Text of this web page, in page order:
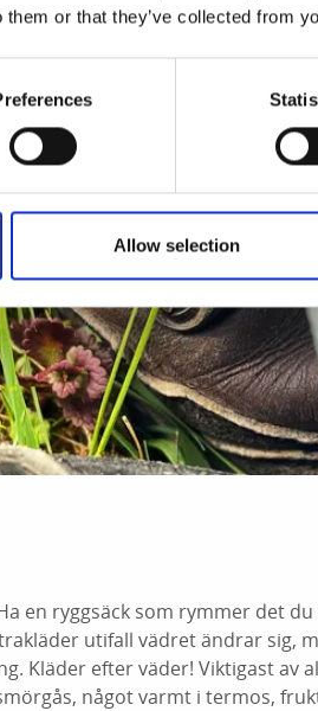
them or that they’ve collected from
Allow selection
en ryggsäck som rymmer det
utifall vädret ändrar sig,
Kläder efter väder! Viktigast av
något varmt i termos,